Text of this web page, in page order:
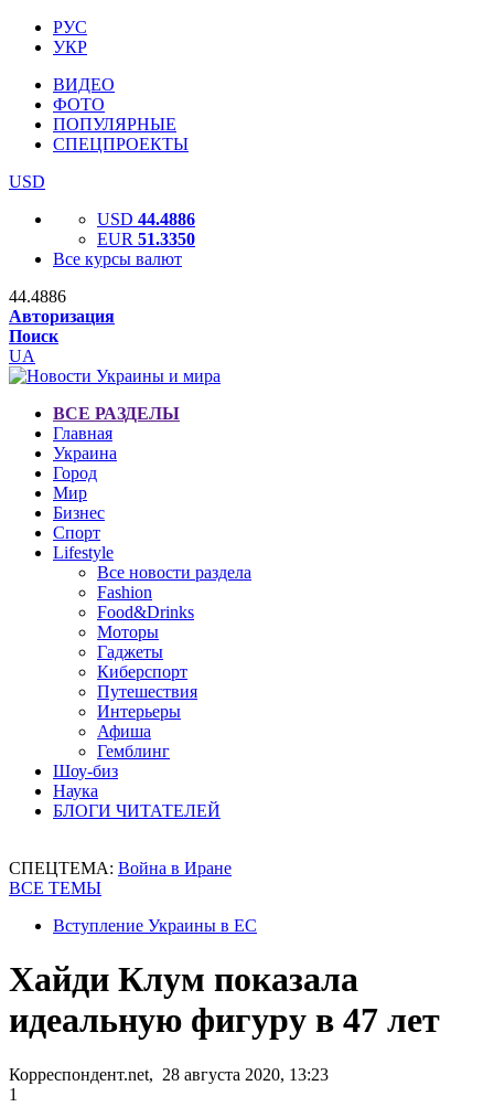
РУС
УКР
ВИДЕО
ФОТО
ПОПУЛЯРНЫЕ
СПЕЦПРОЕКТЫ
USD
USD 44.4886
EUR 51.3350
Все курсы валют
44.4886
Авторизация
Поиск
UA
ВСЕ РАЗДЕЛЫ
Главная
Украина
Город
Мир
Бизнес
Спорт
Lifestyle
Все новости раздела
Fashion
Food&Drinks
Моторы
Гаджеты
Киберспорт
Путешествия
Интерьеры
Афиша
Гемблинг
Шоу-биз
Наука
БЛОГИ ЧИТАТЕЛЕЙ
СПЕЦТЕМА: Война в Иране
ВСЕ ТЕМЫ
Вступление Украины в ЕС
Хайди Клум показала
идеальную фигуру в 47 лет
Корреспондент.net, 28 августа 2020, 13:23
1